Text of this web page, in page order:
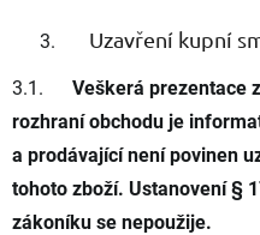
Uzavření kupní
3.1. Veškerá prezentace
rozhraní obchodu je
a prodávající není povinen
tohoto zboží. Ustanovení §
zákoníku se nepoužije.